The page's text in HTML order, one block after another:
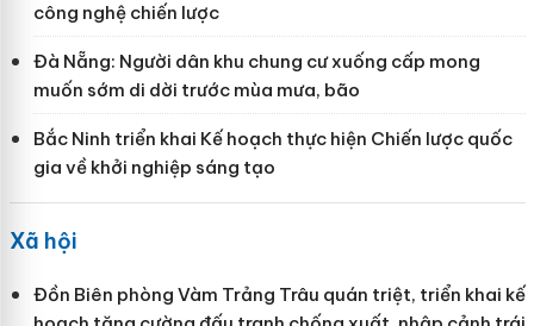
công nghệ chiến lược
Đà Nẵng: Người dân khu chung cư xuống cấp mong
muốn sớm di dời trước mùa mưa, bão
Bắc Ninh triển khai Kế hoạch thực hiện Chiến lược quốc
gia về khởi nghiệp sáng tạo
Xã hội
Đồn Biên phòng Vàm Trảng Trâu quán triệt, triển khai kế